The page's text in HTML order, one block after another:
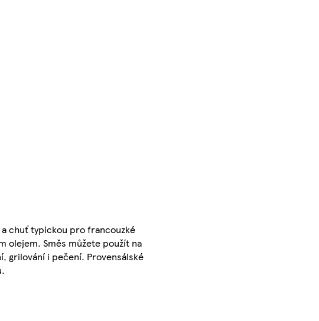
chuť typickou pro francouzké
olejem. Směs můžete použít na
grilování i pečení. Provensálské